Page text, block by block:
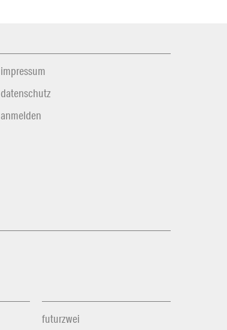
impressum
datenschutz
anmelden
futurzwei